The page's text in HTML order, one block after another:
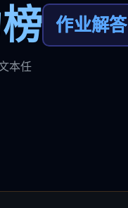
作业解答
本任